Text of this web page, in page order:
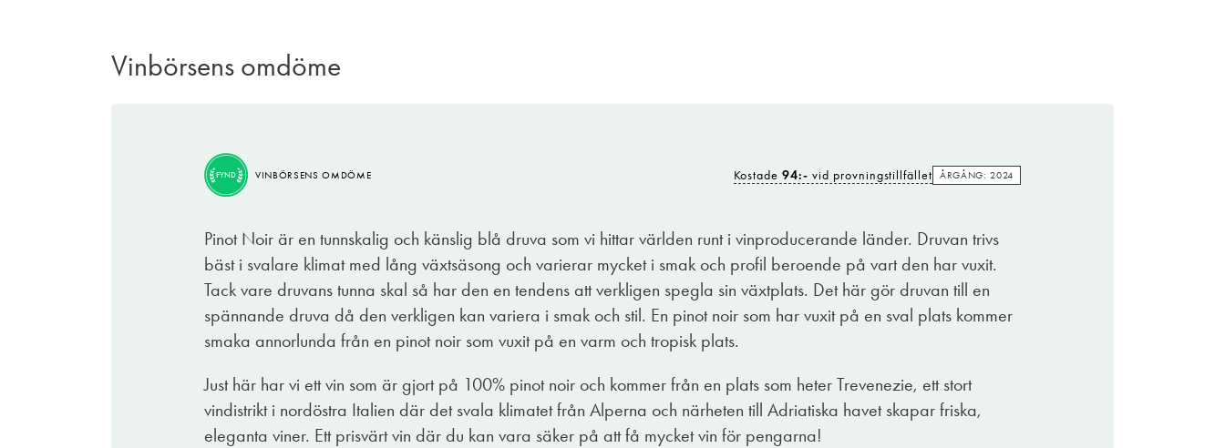
Vinbörsens omdöme
FYND VINBÖRSENS OMDÖME Kostade94:- vid provningstillfället ÅRGÅNG: 2024
Pinot Noir är en tunnskalig och känslig blå druva som vi hittar världen runt i vinproducerande länder. Druvan trivs
bäst i svalare klimat med lång växtsäsong och varierar mycket i smak och profil beroende på vart den har vuxit.
Tack vare druvans tunna skal så har den en tendens att verkligen spegla sin växtplats. Det här gör druvan till en
spännande druva då den verkligen kan variera i smak och stil. En pinot noir som har vuxit på en sval plats kommer
smaka annorlunda från en pinot noir som vuxit på en varm och tropisk plats.
Just här har vi ett vin som är gjort på 100% pinot noir och kommer från en plats som heter Trevenezie, ett stort
vindistrikt i nordöstra Italien där det svala klimatet från Alperna och närheten till Adriatiska havet skapar friska,
eleganta viner. Ett prisvärt vin där du kan vara säker på att få mycket vin för pengarna!
Det värmer onekligen ett gammalt vinhjärta med nya generösa bekantskaper. I detta fall en mycket stilig och välgjord Pinot Noir med ursprung
delen av namnet refererar till Venezia dvs Venedig på svenska. Nåväl, vi befinner oss i Friuli-Venezia-Giulia, Veneto och Trentino. Här skapar
naturens förutsättningar en mängd olika viner, både röda och vita. Den legendariskt svårodlade Pinot Noir trivs här. Och det är verkligen till glädje
för oss vinälskare.
Namnet Soprano kan säkerligen få många att associera till TV-serien med det snarlika namnet. Iikheten stannar emellertid där, den enda
vanilj får sällskap av en aptitretande syra och en lätt men ack så elegant och välbalanserad strävhet. Alla typer av fågel funkar finfint, gärna med
en gräddig sås. Kalv blir bra också tack, och alla möjliga typer av Italienska charkuterier, gärna en tryffelsalami! Skål och välkomna!